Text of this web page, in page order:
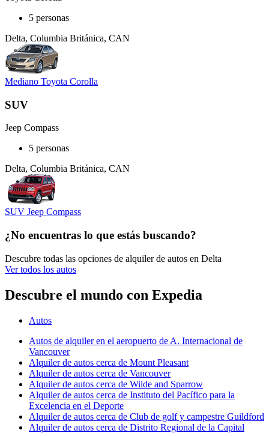
5 personas
Delta, Columbia Británica, CAN
Mediano Toyota Corolla
SUV
Jeep Compass
5 personas
Delta, Columbia Británica, CAN
SUV Jeep Compass
¿No encuentras lo que estás buscando?
Descubre todas las opciones de alquiler de autos en Delta
Ver todos los autos
Descubre el mundo con Expedia
Autos
Autos de alquiler en el aeropuerto de A. Internacional de
Vancouver
Alquiler de autos cerca de Mount Pleasant
Alquiler de autos cerca de Vancouver
Alquiler de autos cerca de Wilde and Sparrow
Alquiler de autos cerca de Instituto del Pacífico para la
Excelencia en el Deporte
Alquiler de autos cerca de Club de golf y campestre Guildford
Alquiler de autos cerca de Distrito Regional de la Capital